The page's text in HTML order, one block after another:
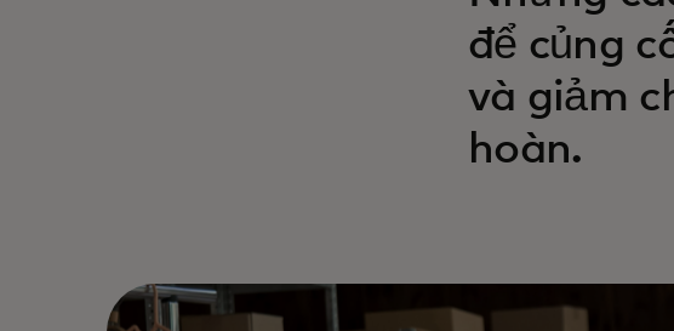
để củng
và giảm
hoàn.